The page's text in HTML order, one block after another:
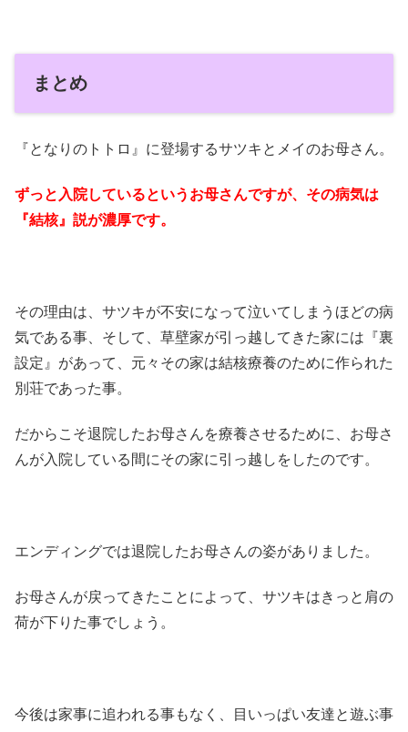
まとめ
『となりのトトロ』に登場するサツキとメイのお母さん。
ずっと入院しているというお母さんですが、その病気は
『結核』説が濃厚です。
その理由は、サツキが不安になって泣いてしまうほどの病
気である事、そして、草壁家が引っ越してきた家には『裏
設定』があって、元々その家は結核療養のために作られた
別荘であった事。
だからこそ退院したお母さんを療養させるために、お母さ
んが入院している間にその家に引っ越しをしたのです。
エンディングでは退院したお母さんの姿がありました。
お母さんが戻ってきたことによって、サツキはきっと肩の
荷が下りた事でしょう。
今後は家事に追われる事もなく、目いっぱい友達と遊ぶ事